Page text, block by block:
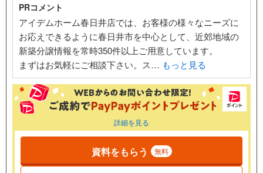
PRコメント
アイデムホーム春日井店では、お客様の様々なニーズに
お応えできるように春日井市を中心として、近郊地域の
新築分譲情報を常時350件以上ご用意しています。
まずはお気軽にご相談下さい。ス… もっと見る
詳細を見る
資料をもらう 無料